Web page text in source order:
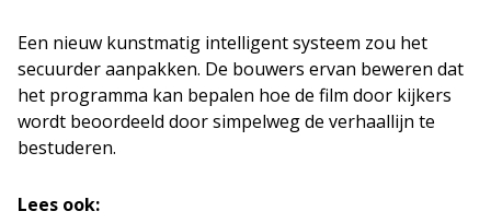
Een nieuw kunstmatig intelligent systeem zou het
secuurder aanpakken. De bouwers ervan beweren dat
het programma kan bepalen hoe de film door kijkers
wordt beoordeeld door simpelweg de verhaallijn te
bestuderen.
Lees ook: